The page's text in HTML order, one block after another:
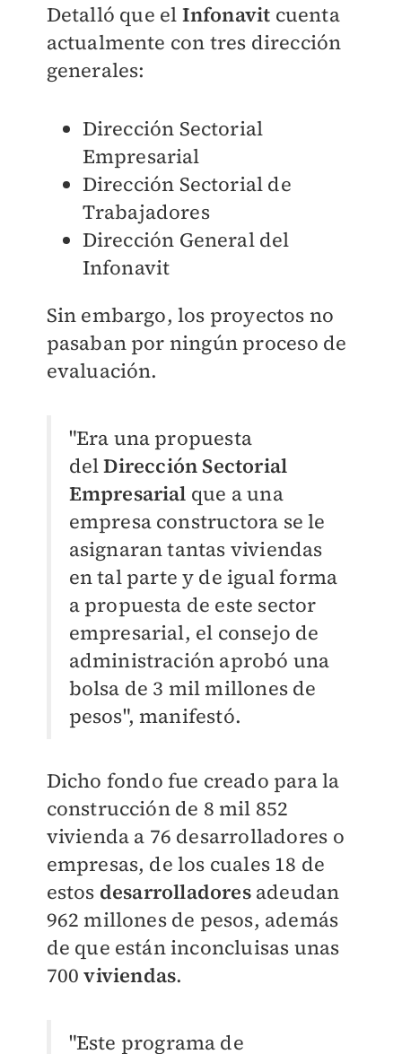
Detalló que el Infonavit cuenta
actualmente con tres dirección
generales:
Dirección Sectorial
Empresarial
Dirección Sectorial de
Trabajadores
Dirección General del
Infonavit
Sin embargo, los proyectos no
pasaban por ningún proceso de
evaluación.
"Era una propuesta
delDirección Sectorial
Empresarial que a una
empresa constructora se le
asignaran tantas viviendas
en tal parte y de igual forma
a propuesta de este sector
empresarial, el consejo de
administración aprobó una
bolsa de 3 mil millones de
pesos", manifestó.
Dicho fondo fue creado para la
construcción de 8 mil 852
vivienda a 76 desarrolladores o
empresas, de los cuales 18 de
estos desarrolladores adeudan
962 millones de pesos, además
de que están inconcluisas unas
700viviendas.
"Este programa de